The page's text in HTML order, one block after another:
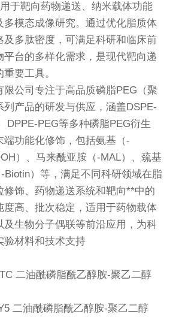
于靶向药物递送、纳米载体功能
多模态成像研究。通过优化脂质体
及多肽密度，可满足科研和临床前
平台的多样化需求，是现代靶向递
要工具。
公司专注于高品质磷脂PEG（聚
列产品的研发与供应，涵盖DSPE-
DPPE-PEG等多种磷脂PEG衍生
端功能化修饰，包括氨基（-
）、马来酰亚胺（-MAL）、巯基
-Biotin）等，满足不同科研领域在脂
修饰、药物递送系统和靶向**中的
度高、批次稳定，适用于药物载体
及生物分子偶联等前沿应用，为科
验材料和技术支持
二油酰磷脂酰乙醇胺-聚乙二醇
二油酰磷脂酰乙醇胺-聚乙二醇